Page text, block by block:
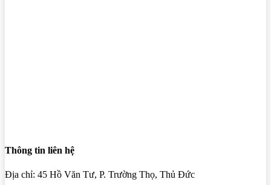
Thông tin liên hệ
Địa chỉ: 45 Hồ Văn Tư, P. Trường Thọ, Thủ Đức